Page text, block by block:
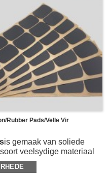
rubber Pads/velle Vir
is gemaak van soliede
veelsydige materiaal
antigly,
anti botsing, ens. Dit is